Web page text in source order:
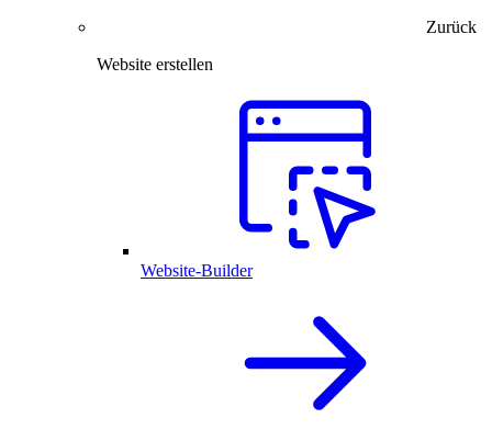
Zurück
Website erstellen
Website-Builder